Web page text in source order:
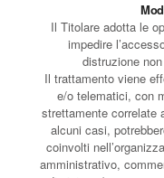
Il Titolare adotta le
impedire
distruzione
Il trattamento viene
e/o telematici, con
strettamente correlate
alcuni casi,
coinvolti
amministrativo,